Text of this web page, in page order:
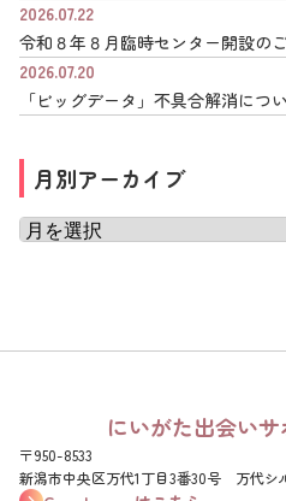
2026.07.22
令和８年８月臨時センター開設の
2026.07.20
「ビッグデータ」不具合解消につ
月別アーカイブ
にいがた出会い
〒950-8533
新潟市中央区万代1丁目3番30号 万代シ